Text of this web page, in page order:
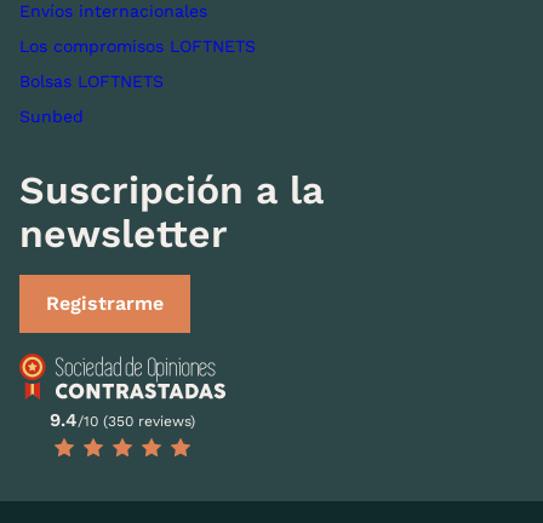
Envíos internacionales
Los compromisos LOFTNETS
Bolsas LOFTNETS
Sunbed
Suscripción a la
newsletter
Registrarme
9.4/10 (350 reviews)